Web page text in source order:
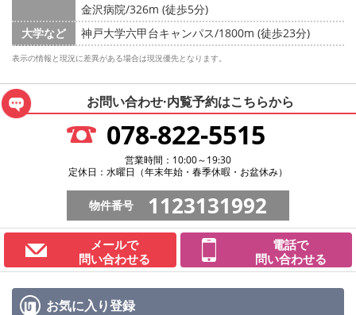
金沢病院/326m (徒歩5分)
大学など
神戸大学六甲台キャンパス/1800m (徒歩23分)
表示の情報と現況に差異がある場合は現況優先となります。
お問い合わせ·内覧予約はこちらから
078-822-5515
営業時間：10:00～19:30
定休日：水曜日（年末年始・春季休暇・お盆休み）
物件番号 1123131992
メールで
問い合わせる
電話で
問い合わせる
お気に入り登録